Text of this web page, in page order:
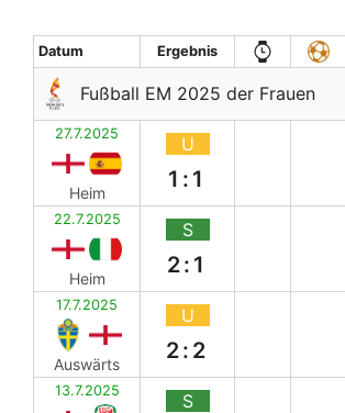
Datum Ergebnis
Fußball EM 2025 der Frauen
27.7.2025
Heim
U
1:1
22.7.2025
Heim
S
2:1
17.7.2025
Auswärts
U
2:2
13.7.2025 S